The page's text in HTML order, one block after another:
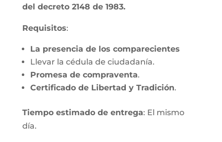
del decreto 2148 de 1983.
Requisitos:
La presencia de los comparecientes
Llevar la cédula de ciudadanía.
Promesa de compraventa.
Certificado de Libertad y Tradición.
Tiempo estimado de entrega: El mismo
día.